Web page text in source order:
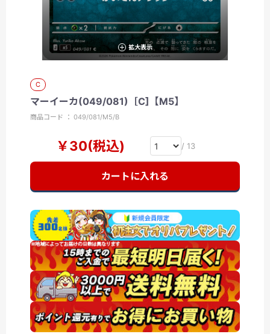
拡大表示
C
マーイーカ(049/081)［C]【M5】
商品コード ： 049/081/M5/B
￥30(税込) / 13
カートに入れる